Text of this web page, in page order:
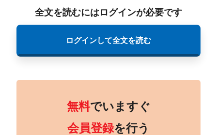
全文を読むにはログインが必要です
ログインして全文を読む
無料でいますぐ
会員登録を行う